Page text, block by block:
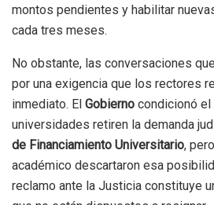
montos pendientes y habilitar
cada tres meses.
No obstante, las conversaciones
por una exigencia que los rectores
inmediato. El Gobierno condicionó el
universidades retiren la demanda
de Financiamiento Universitario,
académico descartaron esa
reclamo ante la Justicia constituye